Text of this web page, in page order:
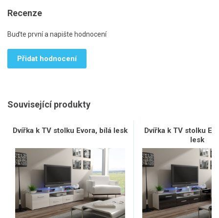
Recenze
Buďte první a napište hodnocení
Přidat hodnocení
Související produkty
Dvířka k TV stolku Evora, bílá lesk
Dvířka k TV stolku
lesk